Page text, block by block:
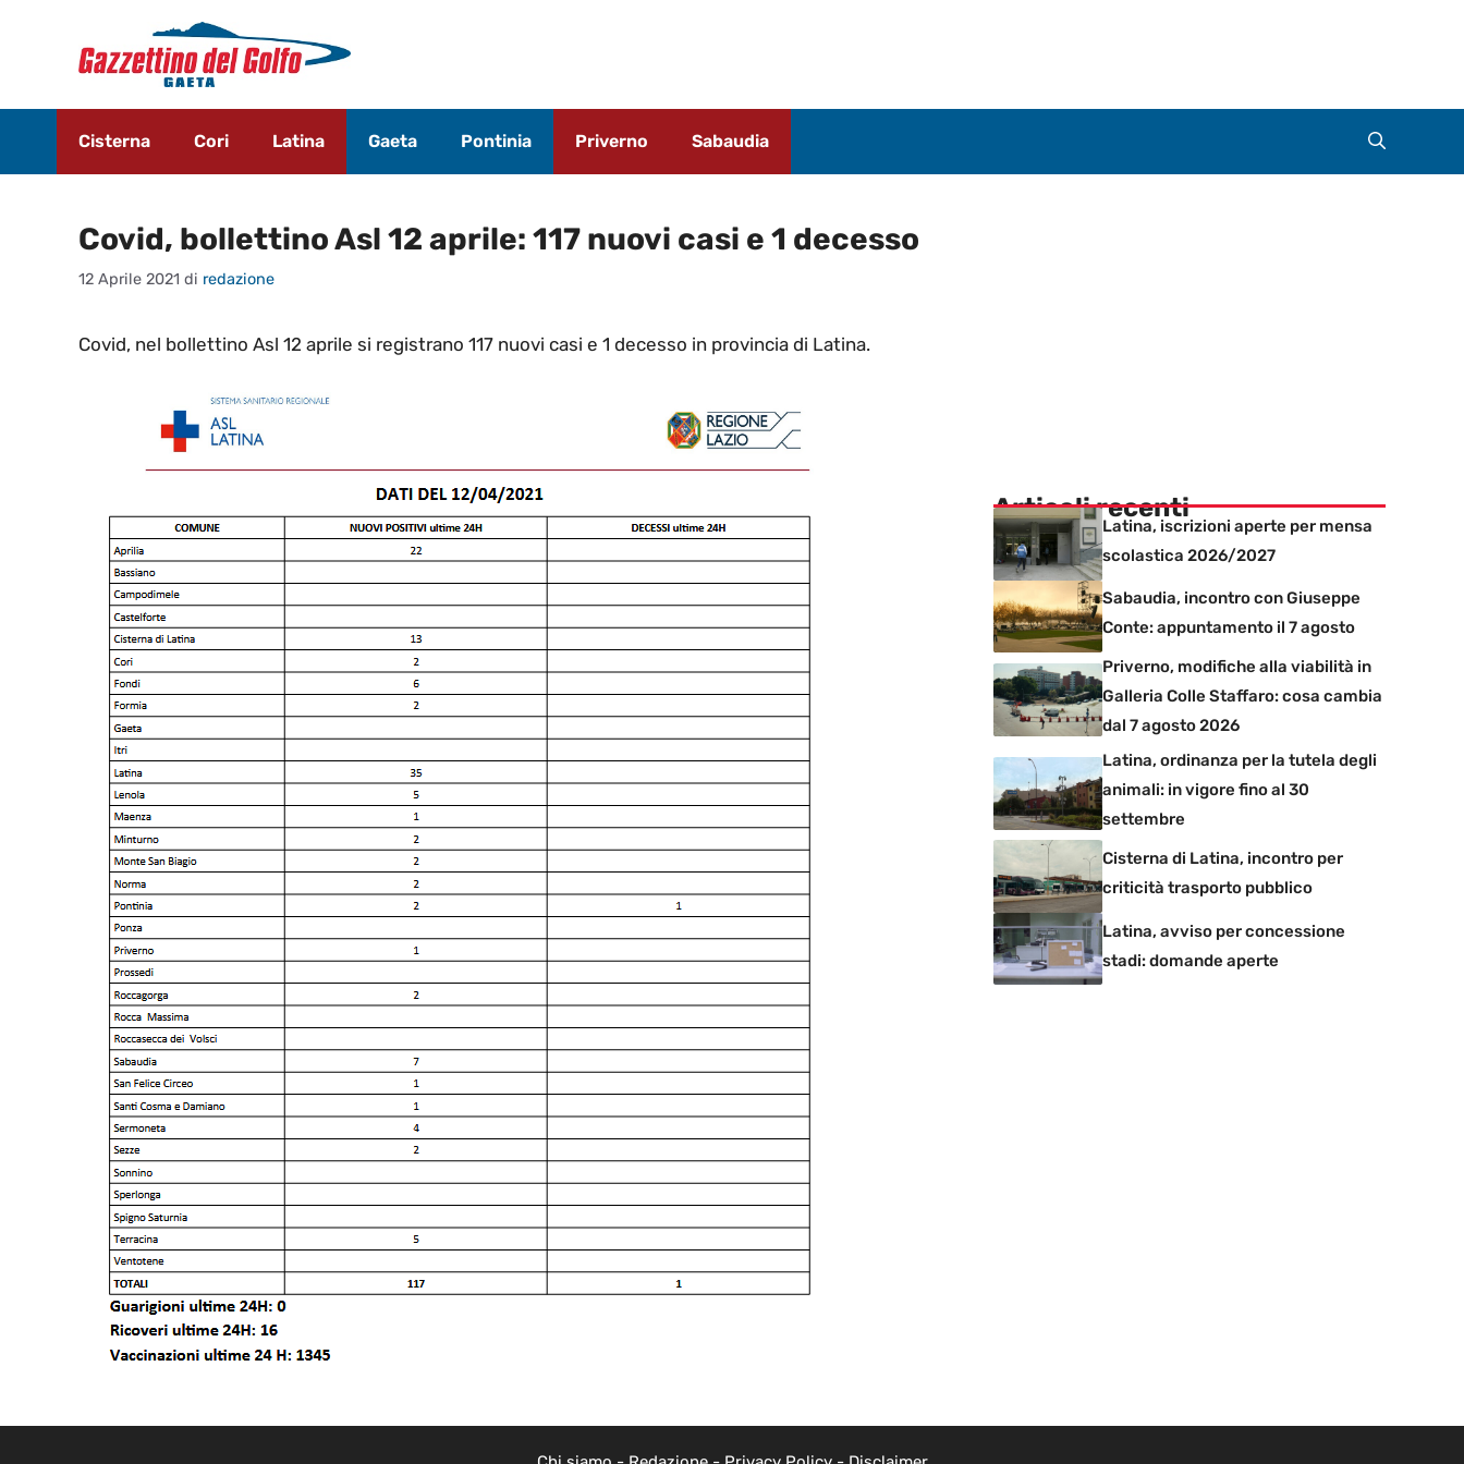
contenuto
Cisterna Cori Latina Gaeta Pontinia Priverno Sabaudia
Covid, bollettino Asl 12 aprile: 117 nuovi casi e 1 decesso
12 Aprile 2021 di redazione
Covid, nel bollettino Asl 12 aprile si registrano 117 nuovi casi e 1 decesso in provincia di Latina.
Articoli recenti
Latina, iscrizioni aperte per mensa
scolastica 2026/2027
Sabaudia, incontro con Giuseppe
Conte: appuntamento il 7 agosto
Priverno, modifiche alla viabilità in
Galleria Colle Staffaro: cosa cambia
dal 7 agosto 2026
Latina, ordinanza per la tutela degli
animali: in vigore fino al 30
settembre
Cisterna di Latina, incontro per
criticità trasporto pubblico
Latina, avviso per concessione
stadi: domande aperte